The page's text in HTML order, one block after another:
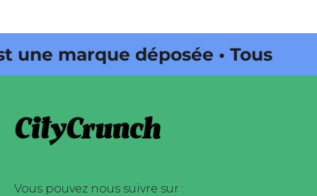
marque déposée • Tous
est une marque déposée •
• Magazine édité par Buena
Vous pouvez nous suivre sur :